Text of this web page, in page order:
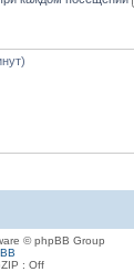
© phpBB Group
: Off